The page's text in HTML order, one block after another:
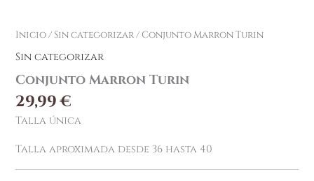
Inicio/Sin categorizar/ Conjunto Marron Turin
Sin categorizar
Conjunto Marron Turin
29,99€
Talla única
Talla aproximada desde 36 hasta 40